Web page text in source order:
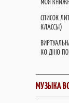
СПИСОК
КЛАССЫ)
КО ДНЮ
МУЗЫКА